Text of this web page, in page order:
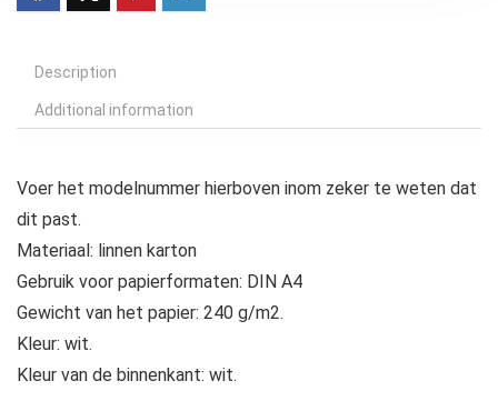
Description
Additional information
Voer het modelnummer hierboven inom zeker te weten dat
dit past.
Materiaal: linnen karton
Gebruik voor papierformaten: DIN A4
Gewicht van het papier: 240 g/m2.
Kleur: wit.
Kleur van de binnenkant: wit.